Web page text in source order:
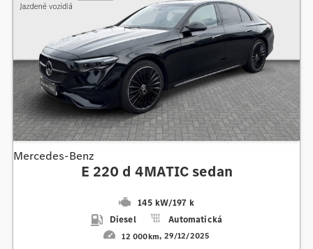
Mercedes-Benz
E 220 d 4MATIC sedan
145 kW/197 k
Diesel
Automatická
12 000km 29/12/2025